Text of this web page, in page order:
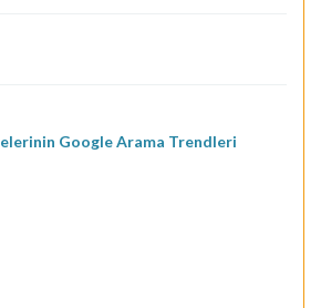
Google Arama Trendleri